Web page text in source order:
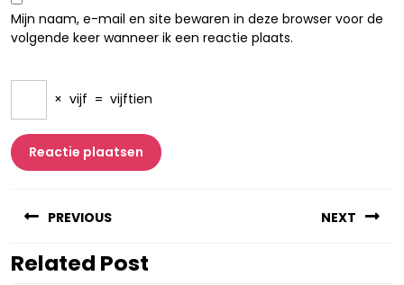
Mijn naam, e-mail en site bewaren in deze browser voor de
volgende keer wanneer ik een reactie plaats.
× vijf = vijftien
PREVIOUS
Vorig
NEXT
Related Post